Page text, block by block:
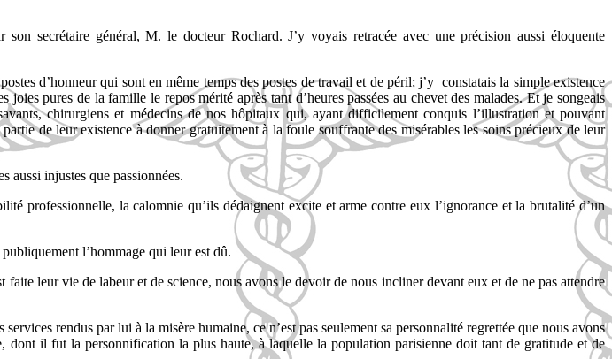
secrétaire général, M. le docteur Rochard. J’y voyais retracée avec une précision aussi éloquente
d’honneur qui sont en même temps des postes de travail et de péril; j’y constatais la simple existence
pures de la famille le repos mérité après tant d’heures passées au chevet des malades. Et je songeais
chirurgiens et médecins de nos hôpitaux qui, ayant difficilement conquis l’illustration et pouvant
de leur existence à donner gratuitement à la foule souffrante des misérables les soins précieux de leur
aussi injustes que passionnées.
professionnelle, la calomnie qu’ils dédaignent excite et arme contre eux l’ignorance et la brutalité d’un
l’hommage qui leur est dû.
leur vie de labeur et de science, nous avons le devoir de nous incliner devant eux et de ne pas attendre
rendus par lui à la misère humaine, ce n’est pas seulement sa personnalité regrettée que nous avons
il fut la personnification la plus haute, à laquelle la population parisienne doit tant de gratitude et de